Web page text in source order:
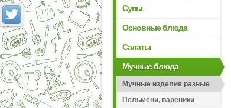
Супы
Основные блюда
Салаты
Мучные блюда
Мучные изделия разные
Пельмени, вареники